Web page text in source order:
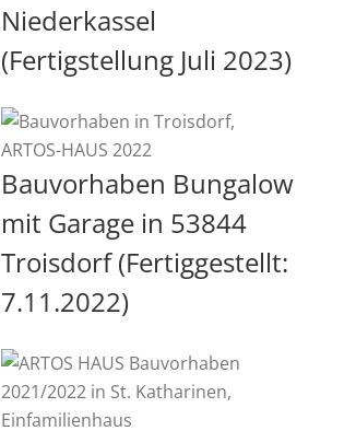
Niederkassel
(Fertigstellung Juli 2023)
Bauvorhaben Bungalow
mit Garage in 53844
Troisdorf (Fertiggestellt:
7.11.2022)